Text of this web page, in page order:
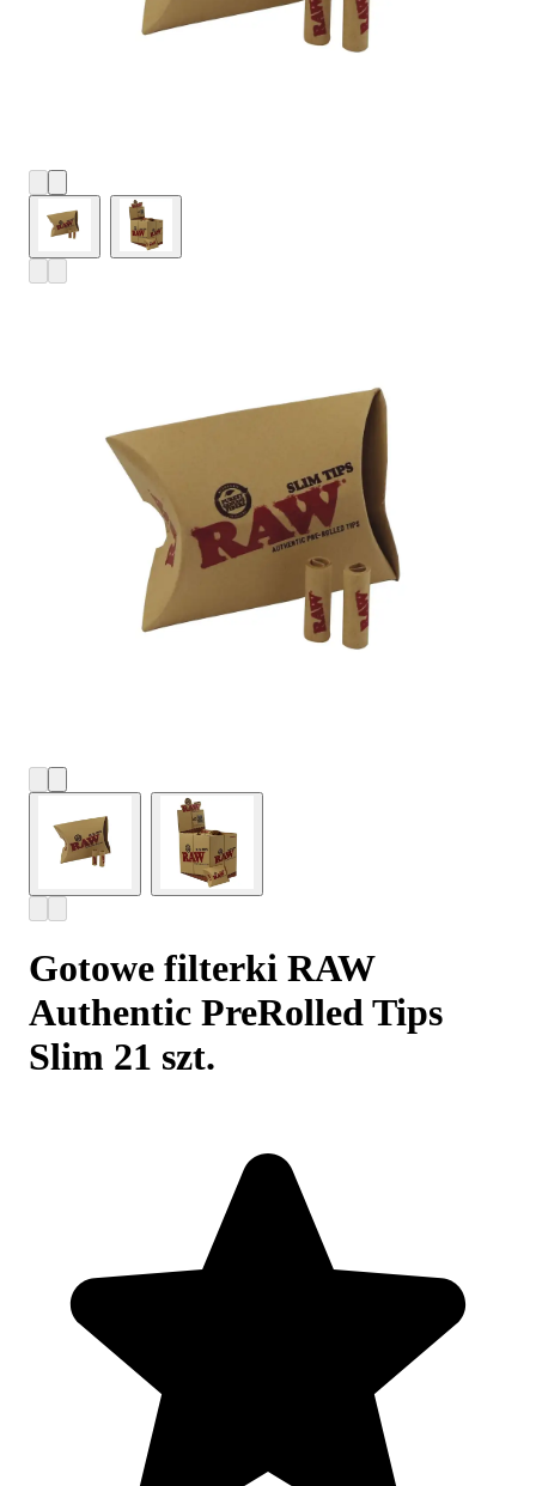
Gotowe filterki RAW
Authentic PreRolled Tips
Slim 21 szt.